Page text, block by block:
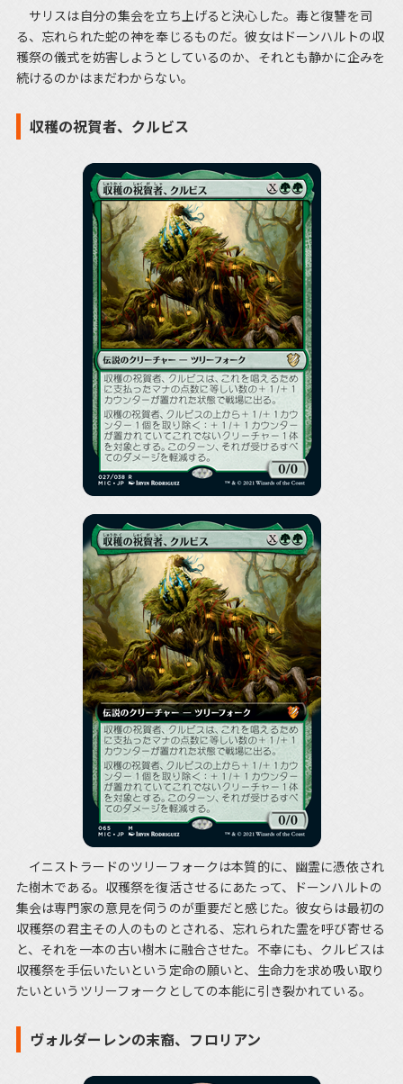
サリスは自分の集会を立ち上げると決心した。毒と復讐を司
る、忘れられた蛇の神を奉じるものだ。彼女はドーンハルトの収
穫祭の儀式を妨害しようとしているのか、それとも静かに企みを
続けるのかはまだわからない。
収穫の祝賀者、クルビス
イニストラードのツリーフォークは本質的に、幽霊に憑依され
た樹木である。収穫祭を復活させるにあたって、ドーンハルトの
集会は専門家の意見を伺うのが重要だと感じた。彼女らは最初の
収穫祭の君主その人のものとされる、忘れられた霊を呼び寄せる
と、それを一本の古い樹木に融合させた。不幸にも、クルビスは
収穫祭を手伝いたいという定命の願いと、生命力を求め吸い取り
たいというツリーフォークとしての本能に引き裂かれている。
ヴォルダーレンの末裔、フロリアン